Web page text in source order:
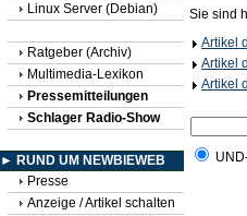
Linux Server (Debian)
Ratgeber (Archiv)
Multimedia-Lexikon
Pressemitteilungen
Schlager Radio-Show
► RUND UM NEWBIEWEB
Presse
Anzeige / Artikel schalten
Sie sind
Artikel
Artikel
Artikel